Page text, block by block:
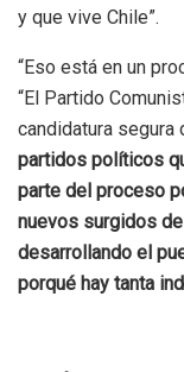
y que vive Chile”.
“Eso está en un
“El Partido
candidatura segura
partidos políticos
parte del proceso
nuevos surgidos
desarrollando el
porqué hay tanta